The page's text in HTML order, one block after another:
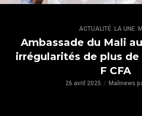
ACTUALITÉ, LA UNE,
Ambassade du Mali
irrégularités de plus de
F CFA
26 avril 2025 Malinews